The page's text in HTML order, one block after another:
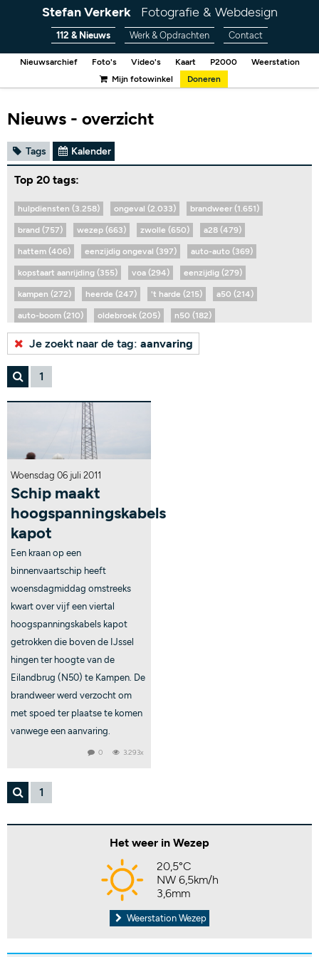
Stefan Verkerk Fotografie & Webdesign
112 & Nieuws Werk & Opdrachten Contact
Nieuwsarchief Foto's Video's Kaart P2000
Weerstation
Mijn fotowinkel
Doneren
Nieuws - overzicht
Tags Kalender
Top 20 tags:
hulpdiensten (3.258) ongeval (2.033) brandweer (1.651)
brand (757) wezep (663) zwolle (650) a28 (479)
hattem (406) eenzijdig ongeval (397) auto-auto (369)
kopstaart aanrijding (355) voa (294) eenzijdig (279)
kampen (272) heerde (247) 't harde (215) a50 (214)
auto-boom (210) oldebroek (205) n50 (182)
Bekijk alle tags...
Je zoekt naar de tag: aanvaring
1
Woensdag 06 juli 2011
Schip maakt
hoogspanningskabels
kapot
Een kraan op een
binnenvaartschip heeft
woensdagmiddag omstreeks
kwart over vijf een viertal
hoogspanningskabels kapot
getrokken die boven de IJssel
hingen ter hoogte van de
Eilandbrug (N50) te Kampen. De
brandweer werd verzocht om
met spoed ter plaatse te komen
vanwege een aanvaring.
0 3.293x
1
Het weer in Wezep
20,5°C
NW 6,5km/h
3,6mm
Weerstation Wezep